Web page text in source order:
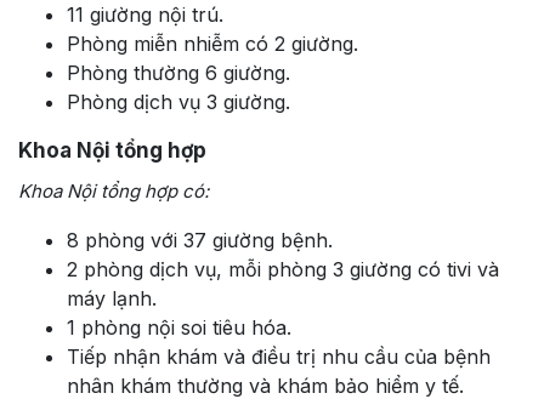
11 giường nội trú.
Phòng miễn nhiễm có 2 giường.
Phòng thường 6 giường.
Phòng dịch vụ 3 giường.
Khoa Nội tổng hợp
Khoa Nội tổng hợp có:
8 phòng với 37 giường bệnh.
2 phòng dịch vụ, mỗi phòng 3 giường có tivi và
máy lạnh.
1 phòng nội soi tiêu hóa.
Tiếp nhận khám và điều trị nhu cầu của bệnh
nhân khám thường và khám bảo hiểm y tế.